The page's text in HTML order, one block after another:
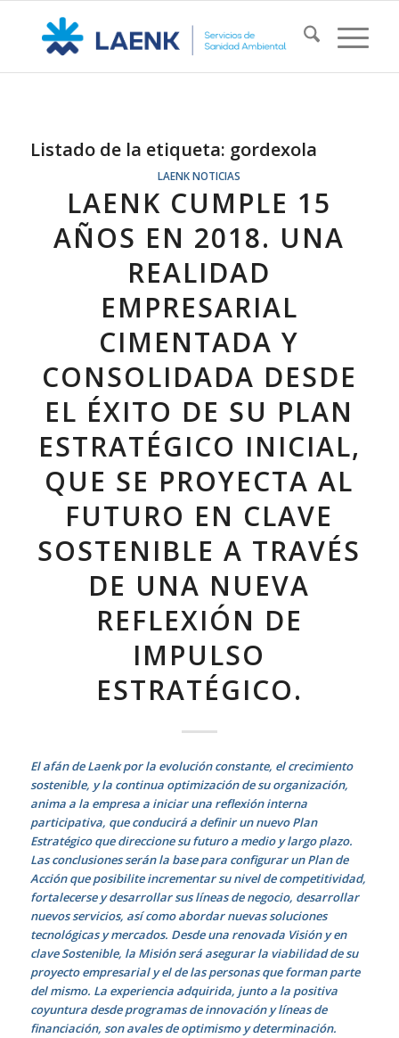
Listado de la etiqueta: gordexola
LAENK NOTICIAS
LAENK CUMPLE 15
AÑOS EN 2018. UNA
REALIDAD
EMPRESARIAL
CIMENTADA Y
CONSOLIDADA DESDE
EL ÉXITO DE SU PLAN
ESTRATÉGICO INICIAL,
QUE SE PROYECTA AL
FUTURO EN CLAVE
SOSTENIBLE A TRAVÉS
DE UNA NUEVA
REFLEXIÓN DE
IMPULSO
ESTRATÉGICO.
El afán de Laenk por la evolución constante, el crecimiento
sostenible, y la continua optimización de su organización,
anima a la empresa a iniciar una reflexión interna
participativa, que conducirá a definir un nuevo Plan
Estratégico que direccione su futuro a medio y largo plazo.
Las conclusiones serán la base para configurar un Plan de
Acción que posibilite incrementar su nivel de competitividad,
fortalecerse y desarrollar sus líneas de negocio, desarrollar
nuevos servicios, así como abordar nuevas soluciones
tecnológicas y mercados. Desde una renovada Visión y en
clave Sostenible, la Misión será asegurar la viabilidad de su
proyecto empresarial y el de las personas que forman parte
del mismo. La experiencia adquirida, junto a la positiva
coyuntura desde programas de innovación y líneas de
financiación, son avales de optimismo y determinación.